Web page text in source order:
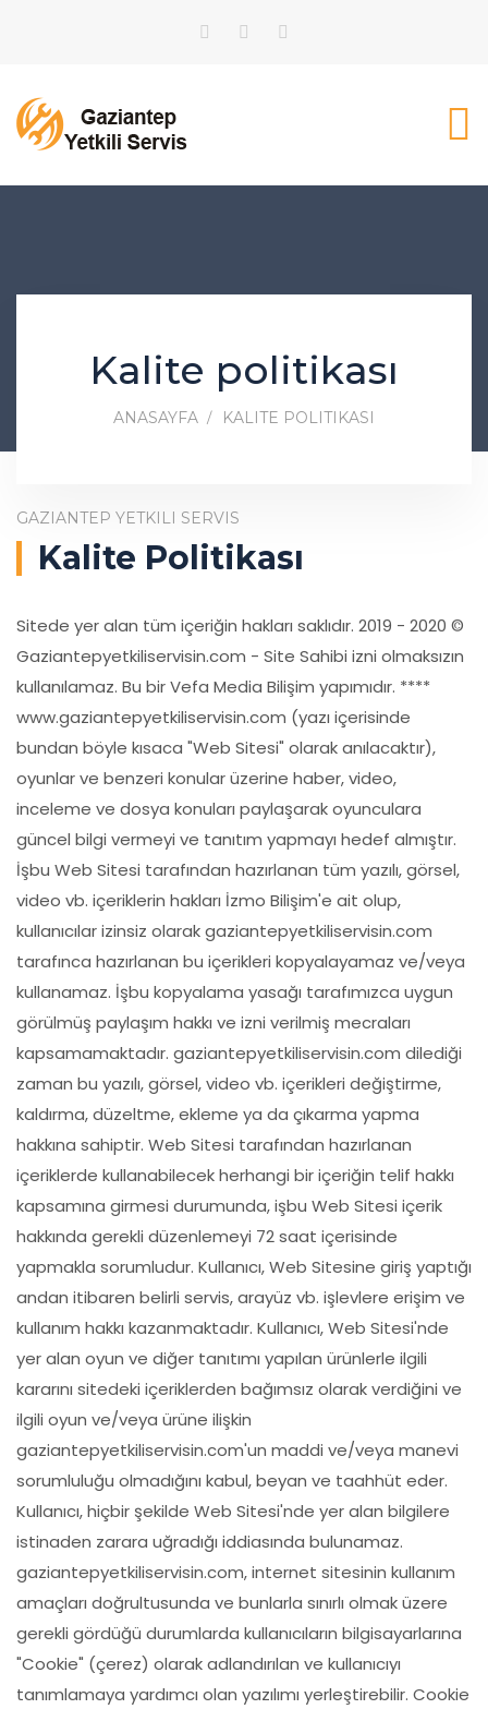
Kalite politikası
ANASAYFA KALITE POLITIKASI
GAZIANTEP YETKILI SERVIS
Kalite Politikası
Sitede yer alan tüm içeriğin hakları saklıdır. 2019 - 2020 ©
Gaziantepyetkiliservisin.com - Site Sahibi izni olmaksızın
kullanılamaz. Bu bir Vefa Media Bilişim yapımıdır. ****
www.gaziantepyetkiliservisin.com (yazı içerisinde
bundan böyle kısaca "Web Sitesi" olarak anılacaktır),
oyunlar ve benzeri konular üzerine haber, video,
inceleme ve dosya konuları paylaşarak oyunculara
güncel bilgi vermeyi ve tanıtım yapmayı hedef almıştır.
İşbu Web Sitesi tarafından hazırlanan tüm yazılı, görsel,
video vb. içeriklerin hakları İzmo Bilişim'e ait olup,
kullanıcılar izinsiz olarak gaziantepyetkiliservisin.com
tarafınca hazırlanan bu içerikleri kopyalayamaz ve/veya
kullanamaz. İşbu kopyalama yasağı tarafımızca uygun
görülmüş paylaşım hakkı ve izni verilmiş mecraları
kapsamamaktadır. gaziantepyetkiliservisin.com dilediği
zaman bu yazılı, görsel, video vb. içerikleri değiştirme,
kaldırma, düzeltme, ekleme ya da çıkarma yapma
hakkına sahiptir. Web Sitesi tarafından hazırlanan
içeriklerde kullanabilecek herhangi bir içeriğin telif hakkı
kapsamına girmesi durumunda, işbu Web Sitesi içerik
hakkında gerekli düzenlemeyi 72 saat içerisinde
yapmakla sorumludur. Kullanıcı, Web Sitesine giriş yaptığı
andan itibaren belirli servis, arayüz vb. işlevlere erişim ve
kullanım hakkı kazanmaktadır. Kullanıcı, Web Sitesi'nde
yer alan oyun ve diğer tanıtımı yapılan ürünlerle ilgili
kararını sitedeki içeriklerden bağımsız olarak verdiğini ve
ilgili oyun ve/veya ürüne ilişkin
gaziantepyetkiliservisin.com'un maddi ve/veya manevi
sorumluluğu olmadığını kabul, beyan ve taahhüt eder.
Kullanıcı, hiçbir şekilde Web Sitesi'nde yer alan bilgilere
istinaden zarara uğradığı iddiasında bulunamaz.
gaziantepyetkiliservisin.com, internet sitesinin kullanım
amaçları doğrultusunda ve bunlarla sınırlı olmak üzere
gerekli gördüğü durumlarda kullanıcıların bilgisayarlarına
"Cookie" (çerez) olarak adlandırılan ve kullanıcıyı
tanımlamaya yardımcı olan yazılımı yerleştirebilir. Cookie